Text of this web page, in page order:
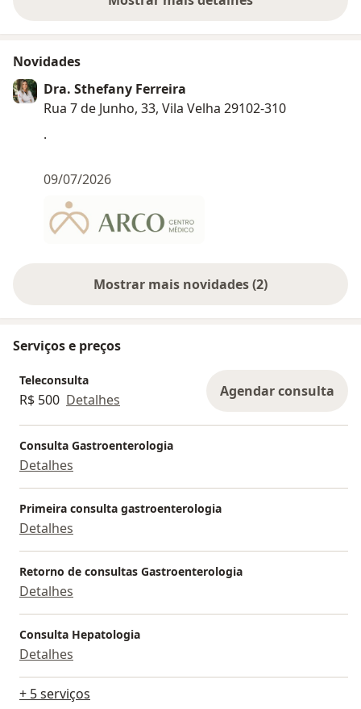
sobre a experiência
Novidades
Dra. Sthefany Ferreira
Rua 7 de Junho, 33, Vila Velha 29102-310
.
09/07/2026
Mostrar mais novidades (2)
Serviços e preços
Teleconsulta
R$ 500 Detalhes Agendar consulta
Consulta Gastroenterologia
Detalhes
Primeira consulta gastroenterologia
Detalhes
Retorno de consultas Gastroenterologia
Detalhes
Consulta Hepatologia
Detalhes
+ 5 serviços